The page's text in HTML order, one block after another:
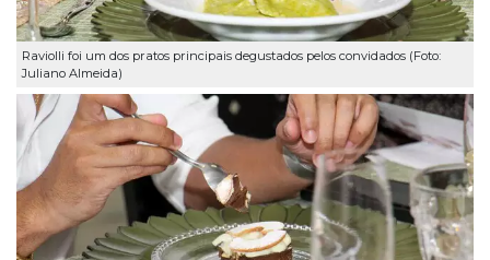
Raviolli foi um dos pratos principais degustados pelos convidados (Foto:
Juliano Almeida)